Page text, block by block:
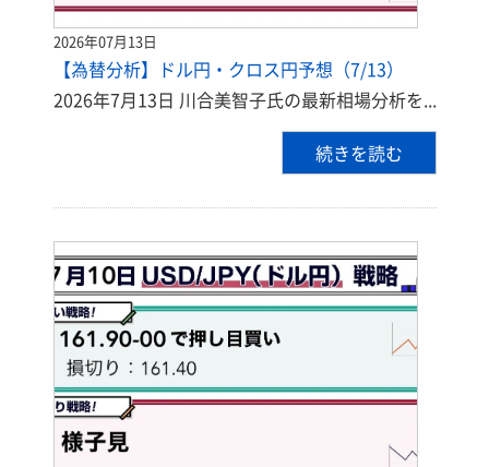
2026年07月13日
【為替分析】ドル円・クロス円予想（7/13）
2026年7月13日 川合美智子氏の最新相場分析を...
続きを読む